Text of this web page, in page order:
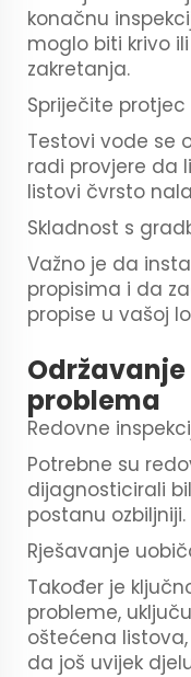
konačnu
moglo biti krivo
zakretanja.
Spriječite
Testovi vode se
radi provjere da
listovi čvrsto
Skladnost s
Važno je da
propisima i da
propise u vašoj
problema
Redovne
Potrebne su
dijagnosticirali
postanu ozbiljniji.
Rješavanje
Također je
probleme,
oštećena
da još uvijek